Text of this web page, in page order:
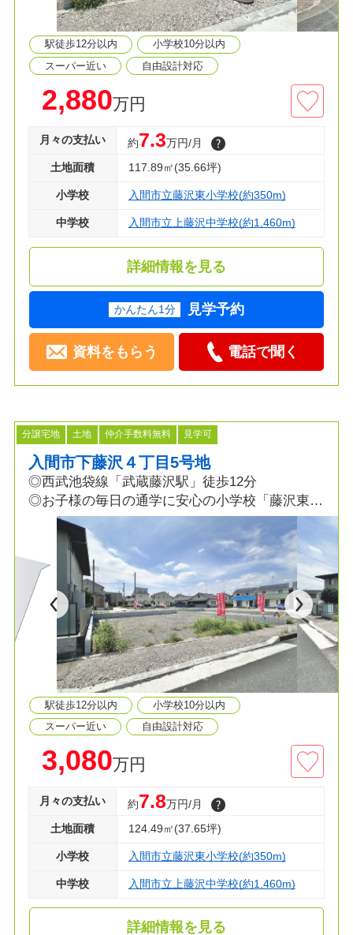
■住宅ローンが不安な方！お気軽にご相談くださ
◇資料請求・見学予約などお気軽にご利用くださ
い
駅徒歩12分以内
小学校10分以内
スーパー近い
自由設計対応
2,880万円
月々の支払い 約7.3万円/月
土地面積 117.89㎡(35.66坪)
小学校 入間市立藤沢東小学校(約350m)
中学校 入間市立上藤沢中学校(約1,460m)
詳細情報を見る
かんたん1分 見学予約
資料をもらう 電話で聞く
分譲宅地 土地 仲介手数料無料 見学可
入間市下藤沢４丁目5号地
◎西武池袋線「武蔵藤沢駅」徒歩12分
◎お子様の毎日の通学に安心の小学校「藤沢東小
学校」5分！
◎徒歩圏内にスーパー、コンビニ、病院まで揃う
便利な立地！
■全6区画の分譲地！
■自由設計可能
■お好きな間取りでマイホームを建てられます
■フルオーダー、セミオーダー承っております
■間取り相談会開催中
■住宅ローンが不安な方！お気軽にご相談くださ
◇資料請求・見学予約などお気軽にご利用くださ
い
駅徒歩12分以内
小学校10分以内
スーパー近い
自由設計対応
3,080万円
月々の支払い 約7.8万円/月
土地面積 124.49㎡(37.65坪)
小学校 入間市立藤沢東小学校(約350m)
中学校 入間市立上藤沢中学校(約1,460m)
詳細情報を見る